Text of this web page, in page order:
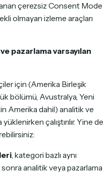
çerezsiz Consent Mode
olmayan izleme araçları
pazarlama varsayılan
için (Amerika Birleşik
bölümü, Avustralya, Yeni
Amerika dahil) analitik ve
çalıştırılır. Yine de
, kategori bazlı aynı
analitik veya pazarlama